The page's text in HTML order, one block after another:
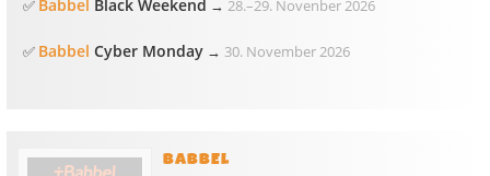
✅ Babbel Black Weekend → 28.–29. Novenber 2026
✅ Babbel Cyber Monday → 30. November 2026
BABBEL